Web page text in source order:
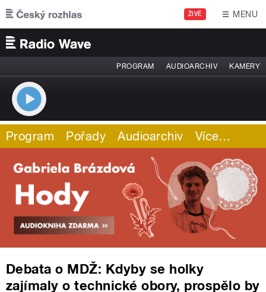
Přejít k hlavnímu obsahu
ŽIVĚ MENU
PROGRAM AUDIOARCHIV KAMERY
Program Pořady Audioarchiv Více…
Debata o MDŽ: Kdyby se holky
zajímaly o technické obory, prospělo by